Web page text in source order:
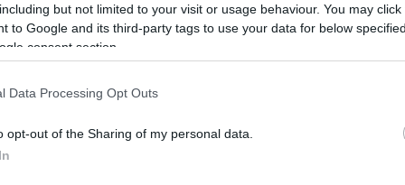
but not limited to your visit or usage behaviour. You may
to Google and its third-party tags to use your data for below
consent section.
Data Processing Opt Outs
opt-out of the Sharing of my personal data.